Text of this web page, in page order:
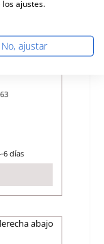
a la
6 días
ajustes.
No, ajustar